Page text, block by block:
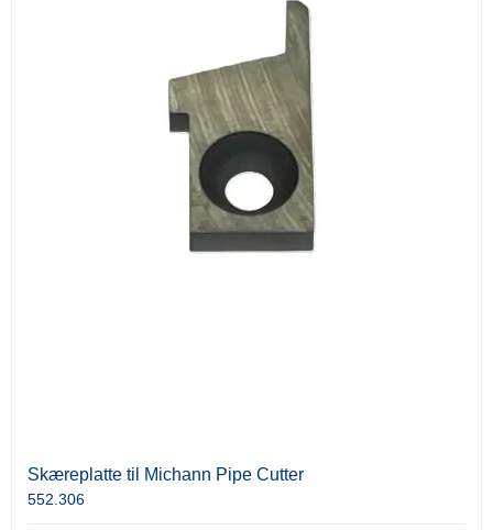
Skæreplatte til Michann Pipe Cutter
552.306